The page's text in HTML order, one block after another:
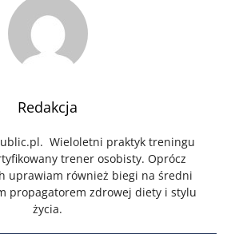
Redakcja
Wieloletni praktyk treningu
trener osobisty. Oprócz
uprawiam również biegi na średni
propagatorem zdrowej diety i stylu
życia.